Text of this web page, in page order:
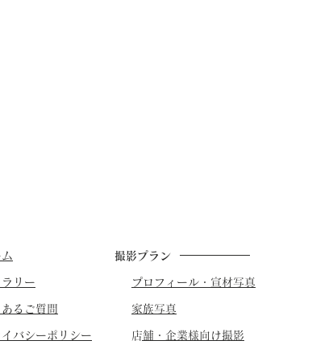
リー
​撮影プラン
​プロフィール・宣材写真
あるご質問
イバシーポリシー ​店舗・企業様向け撮影
家族写真